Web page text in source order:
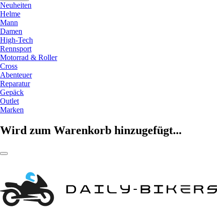
Neuheiten
Helme
Mann
Damen
High-Tech
Rennsport
Motorrad & Roller
Cross
Abenteuer
Reparatur
Gepäck
Outlet
Marken
Wird zum Warenkorb hinzugefügt...